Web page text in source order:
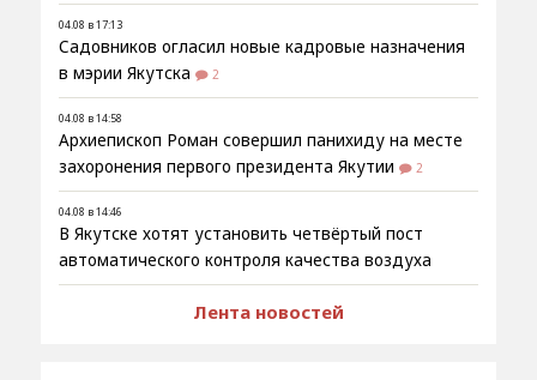
04.08 в 17:13
Садовников огласил новые кадровые назначения
в мэрии Якутска
2
04.08 в 14:58
Архиепископ Роман совершил панихиду на месте
захоронения первого президента Якутии
2
04.08 в 14:46
В Якутске хотят установить четвёртый пост
автоматического контроля качества воздуха
Лента новостей